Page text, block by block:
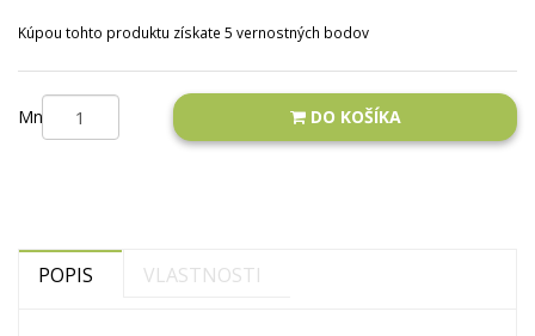
Kúpou tohto produktu získate 5 vernostných bodov
Množstvo DO KOŠÍKA
POPIS VLASTNOSTI